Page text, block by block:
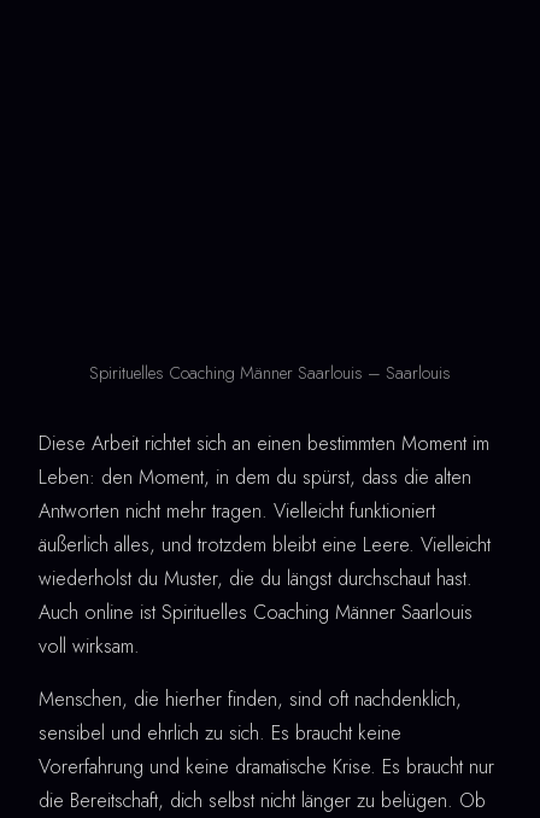
Spirituelles Coaching Männer Saarlouis – Saarlouis
Diese Arbeit richtet sich an einen bestimmten Moment im
Leben: den Moment, in dem du spürst, dass die alten
Antworten nicht mehr tragen. Vielleicht funktioniert
äußerlich alles, und trotzdem bleibt eine Leere. Vielleicht
wiederholst du Muster, die du längst durchschaut hast.
Auch online ist Spirituelles Coaching Männer Saarlouis
voll wirksam.
Menschen, die hierher finden, sind oft nachdenklich,
sensibel und ehrlich zu sich. Es braucht keine
Vorerfahrung und keine dramatische Krise. Es braucht nur
die Bereitschaft, dich selbst nicht länger zu belügen. Ob